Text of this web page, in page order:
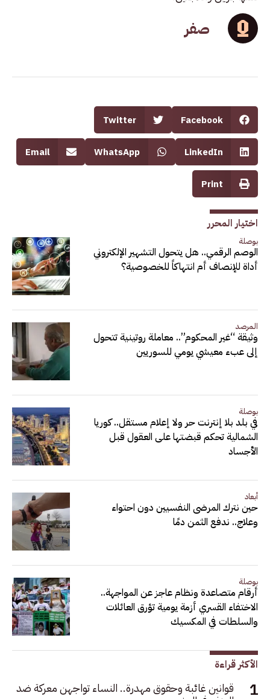
صفر
Facebook
Twitter
LinkedIn
WhatsApp
Email
Print
اختيار المحرر
بوصلة
الوصم الرقمي.. هل يتحول التشهير الإلكتروني
أداة للإنصاف أم انتهاكاً للخصوصية؟
المرصد
وثيقة “غير المحكوم”.. معاملة روتينية تتحول
إلى عبء معيشي يومي للسوريين
بوصلة
في بلد بلا إنترنت حر ولا إعلام مستقل.. كوريا
الشمالية تحكم قبضتها على العقول قبل
الأجساد
أبعاد
حين نترك المرضى النفسيين دون احتواء
وعلاج.. ندفع الثمن دمًا
بوصلة
أرقام متصاعدة ونظام عاجز عن المواجهة..
الاختفاء القسري أزمة يومية تؤرق العائلات
والسلطات في المكسيك
الأكثر قراءة
قوانين غائبة وحقوق مهدرة.. النساء تواجهن معركة ضد